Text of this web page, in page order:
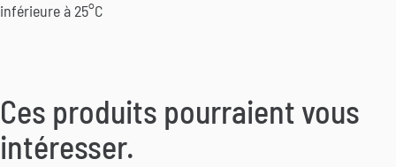
inférieure à 25°C
Ces produits pourraient vous
intéresser.